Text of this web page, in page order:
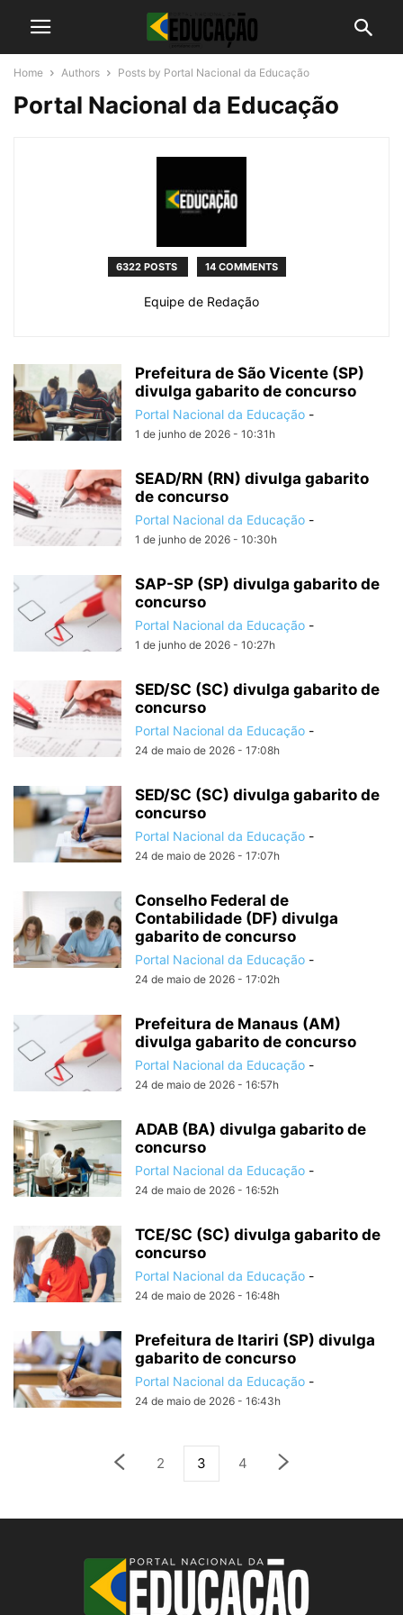
Home Authors Posts by Portal Nacional da Educação
Portal Nacional da Educação
6322 POSTS 14 COMMENTS
Equipe de Redação
Prefeitura de São Vicente (SP)
divulga gabarito de concurso
Portal Nacional da Educação -
1 de junho de 2026 - 10:31h
SEAD/RN (RN) divulga gabarito
de concurso
Portal Nacional da Educação -
1 de junho de 2026 - 10:30h
SAP-SP (SP) divulga gabarito de
concurso
Portal Nacional da Educação -
1 de junho de 2026 - 10:27h
SED/SC (SC) divulga gabarito de
concurso
Portal Nacional da Educação -
24 de maio de 2026 - 17:08h
SED/SC (SC) divulga gabarito de
concurso
Portal Nacional da Educação -
24 de maio de 2026 - 17:07h
Conselho Federal de
Contabilidade (DF) divulga
gabarito de concurso
Portal Nacional da Educação -
24 de maio de 2026 - 17:02h
Prefeitura de Manaus (AM)
divulga gabarito de concurso
Portal Nacional da Educação -
24 de maio de 2026 - 16:57h
ADAB (BA) divulga gabarito de
concurso
Portal Nacional da Educação -
24 de maio de 2026 - 16:52h
TCE/SC (SC) divulga gabarito de
concurso
Portal Nacional da Educação -
24 de maio de 2026 - 16:48h
Prefeitura de Itariri (SP) divulga
gabarito de concurso
Portal Nacional da Educação -
24 de maio de 2026 - 16:43h
2 3 4